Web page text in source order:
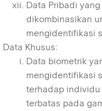
Data Pribadi yang
dikombinasikan
mengidentifikasi
Data Khusus:
Data biometrik
mengidentifikasi
terhadap
terbatas pada